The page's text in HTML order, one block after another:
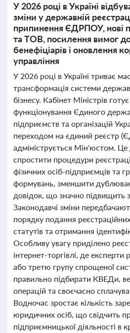
У 2026 році в Україні
зміни у державній
припинення ЄДРПОУ, нові
та ТОВ, посилення вимог
бенефіціарів і оновлення
управління
У 2026 році в Україні триває
трансформація системи
бізнесу. Кабінет Міністрів
функціонування Єдиного
підприємств та організацій
переходом на єдиний реєстр
адмініструється Мін'юстом. Це
спростити процедури
фізичних осіб-підприємців та
формувань, зменшити
довідок, що значно підвищить
Законодавчі зміни
порядку подання реєстраційних
статутів та отримання
Особливу увагу приділено
інтернет-торгівлі, де
або третю групу спрощеної
правильно підбирати КВЕДи,
операцій та своєчасно
Водночас зростає кількість
юридичних осіб, що свідчить
підприємницької діяльності в